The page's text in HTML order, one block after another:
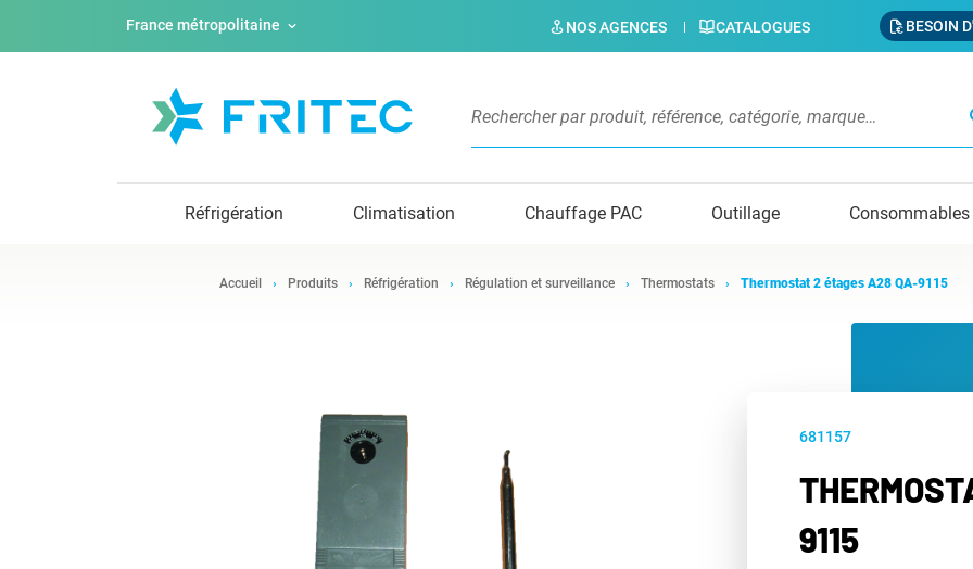
France métropolitaine NOS AGENCES CATALOGUES BESOIN
Réfrigération Climatisation Chauffage PAC Outillage Consommables
Accueil Produits Réfrigération Régulation et surveillance Thermostats Thermostat 2 étages A28 QA-9115
681157
9115